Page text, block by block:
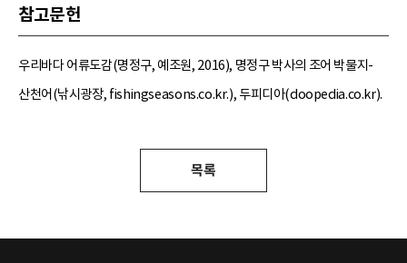
참고문헌
우리바다 어류도감(명정구, 예조원, 2016), 명정구 박사의 조어 박물지-
산천어(낚시광장, fishingseasons.co.kr.), 두피디아(doopedia.co.kr).
목록